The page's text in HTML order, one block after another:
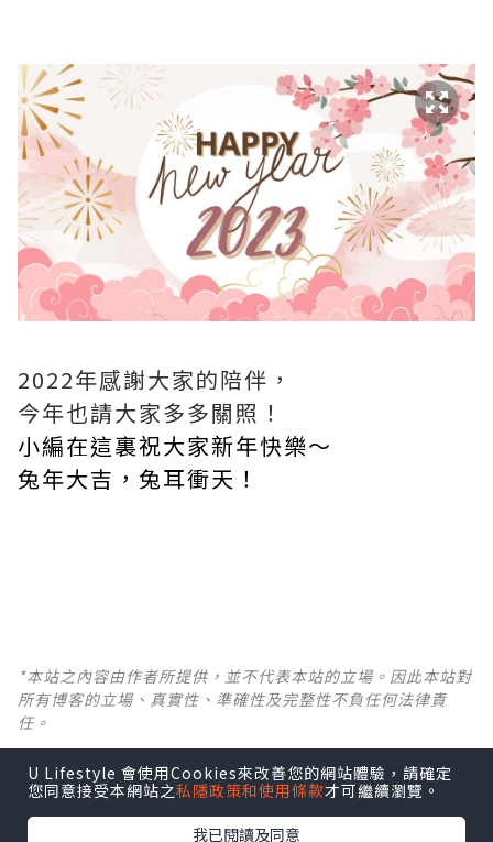
2022年感謝大家的陪伴，
今年也請大家多多關照！
小編在這裏祝大家新年快樂～
兔年大吉，兔耳衝天！
*本站之內容由作者所提供，並不代表本站的立場。因此本站對
所有博客的立場、真實性、準確性及完整性不負任何法律責
任。
【 U Creator 招募 】
出Post賺現金獎賞 l登記《社群創作有價企劃》
U Lifestyle 會使用Cookies來改善您的網站體驗，請確定
您同意接受本網站之私隱政策和使用條款才可繼續瀏覽。
我已閱讀及同意